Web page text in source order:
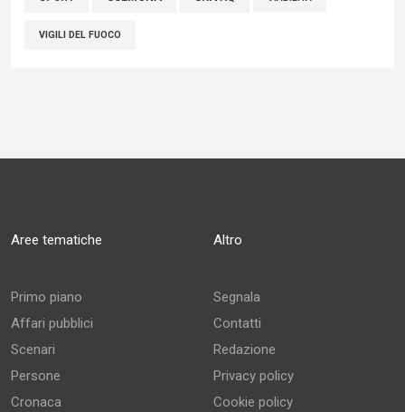
VIGILI DEL FUOCO
Aree tematiche
Primo piano
Affari pubblici
Scenari
Persone
Cronaca
Altro
Segnala
Contatti
Redazione
Privacy policy
Cookie policy